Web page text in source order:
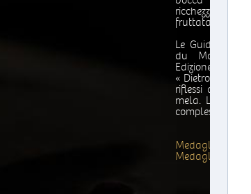
ricchezza, si
fruttata
Le Guide des
du Monde,
Edizione
« Dietro a una
riflessi dorati si
mela. La
complessi, tra
Medaglia
Medaglia